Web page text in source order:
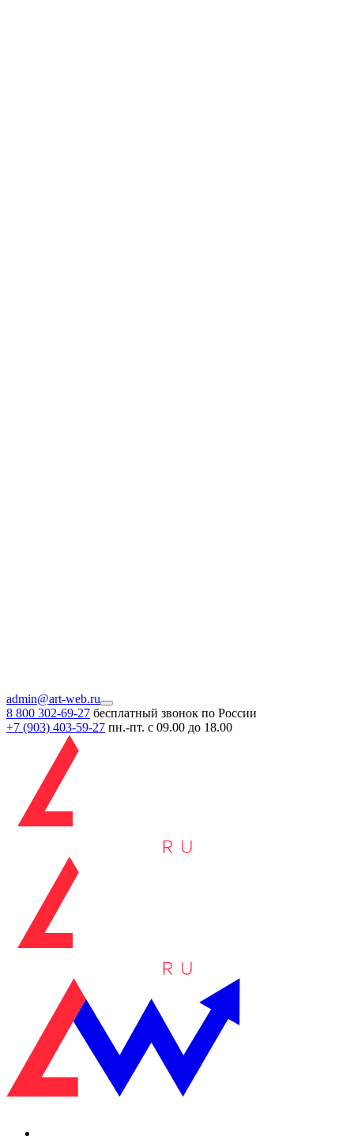
admin@art-web.ru
8 800 302-69-27 бесплатный звонок по России
+7 (903) 403-59-27 пн.-пт. с 09.00 до 18.00